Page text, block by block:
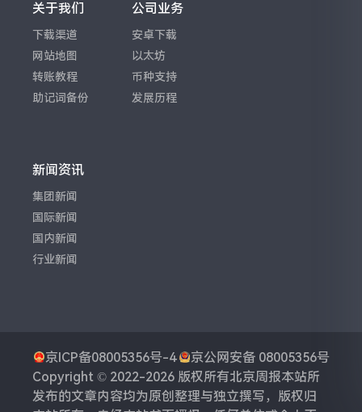
关于我们
下载渠道
网站地图
转账教程
助记词备份
公司业务
安卓下载
以太坊
币种支持
发展历程
新闻资讯
集团新闻
国际新闻
国内新闻
行业新闻
京ICP备08005356号-4
京公网安备 08005356号
Copyright © 2022-2026 版权所有北京周报本站所
发布的文章内容均为原创整理与独立撰写，版权归